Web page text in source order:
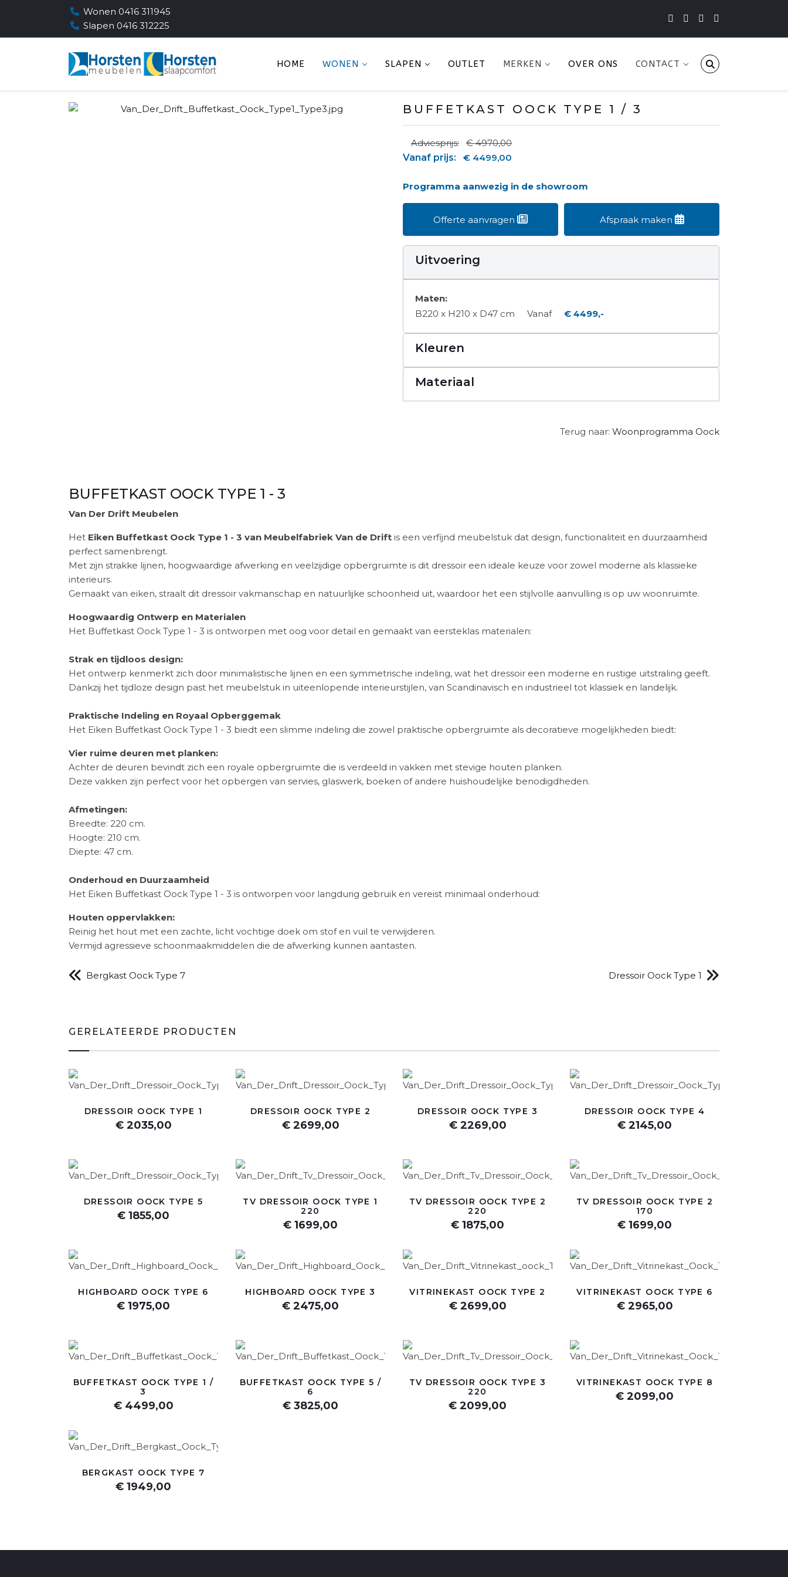
Wonen 0416 311945
Slapen 0416 312225
HOME WONEN SLAPEN OUTLET MERKEN OVER ONS CONTACT
BUFFETKAST OOCK TYPE 1 / 3
Adviesprijs:
€ 4970,00
Vanaf prijs:
€ 4499,00
Programma aanwezig in de showroom
Offerte aanvragen Afspraak maken
Uitvoering
Maten:
B220 x H210 x D47 cm
Vanaf € 4499,-
Kleuren
Materiaal
Terug naar: Woonprogramma Oock
BUFFETKAST OOCK TYPE 1 - 3
Van Der Drift Meubelen
Het Eiken Buffetkast Oock Type 1 - 3 van Meubelfabriek Van de Drift is een verfijnd meubelstuk dat design, functionaliteit en duurzaamheid
perfect samenbrengt.
Met zijn strakke lijnen, hoogwaardige afwerking en veelzijdige opbergruimte is dit dressoir een ideale keuze voor zowel moderne als klassieke
interieurs.
Gemaakt van eiken, straalt dit dressoir vakmanschap en natuurlijke schoonheid uit, waardoor het een stijlvolle aanvulling is op uw woonruimte.
Hoogwaardig Ontwerp en Materialen
Het Buffetkast Oock Type 1 - 3 is ontworpen met oog voor detail en gemaakt van eersteklas materialen:
Strak en tijdloos design:
Het ontwerp kenmerkt zich door minimalistische lijnen en een symmetrische indeling, wat het dressoir een moderne en rustige uitstraling geeft.
Dankzij het tijdloze design past het meubelstuk in uiteenlopende interieurstijlen, van Scandinavisch en industrieel tot klassiek en landelijk.
Praktische Indeling en Royaal Opberggemak
Het Eiken Buffetkast Oock Type 1 - 3 biedt een slimme indeling die zowel praktische opbergruimte als decoratieve mogelijkheden biedt:
Vier ruime deuren met planken:
Achter de deuren bevindt zich een royale opbergruimte die is verdeeld in vakken met stevige houten planken.
Deze vakken zijn perfect voor het opbergen van servies, glaswerk, boeken of andere huishoudelijke benodigdheden.
Afmetingen:
Breedte: 220 cm.
Hoogte: 210 cm.
Diepte: 47 cm.
Onderhoud en Duurzaamheid
Het Eiken Buffetkast Oock Type 1 - 3 is ontworpen voor langdurig gebruik en vereist minimaal onderhoud:
Houten oppervlakken:
Reinig het hout met een zachte, licht vochtige doek om stof en vuil te verwijderen.
Vermijd agressieve schoonmaakmiddelen die de afwerking kunnen aantasten.
Bergkast Oock Type 7 Dressoir Oock Type 1
GERELATEERDE PRODUCTEN
DRESSOIR OOCK TYPE 1
€ 2035,00
DRESSOIR OOCK TYPE 2
€ 2699,00
DRESSOIR OOCK TYPE 3
€ 2269,00
DRESSOIR OOCK TYPE 4
€ 2145,00
DRESSOIR OOCK TYPE 5
€ 1855,00
TV DRESSOIR OOCK TYPE 1
220
€ 1699,00
TV DRESSOIR OOCK TYPE 2
220
€ 1875,00
TV DRESSOIR OOCK TYPE 2
170
€ 1699,00
HIGHBOARD OOCK TYPE 6
€ 1975,00
HIGHBOARD OOCK TYPE 3
€ 2475,00
VITRINEKAST OOCK TYPE 2
€ 2699,00
VITRINEKAST OOCK TYPE 6
€ 2965,00
BUFFETKAST OOCK TYPE 1 /
3
€ 4499,00
BUFFETKAST OOCK TYPE 5 /
6
€ 3825,00
TV DRESSOIR OOCK TYPE 3
220
€ 2099,00
VITRINEKAST OOCK TYPE 8
€ 2099,00
BERGKAST OOCK TYPE 7
€ 1949,00